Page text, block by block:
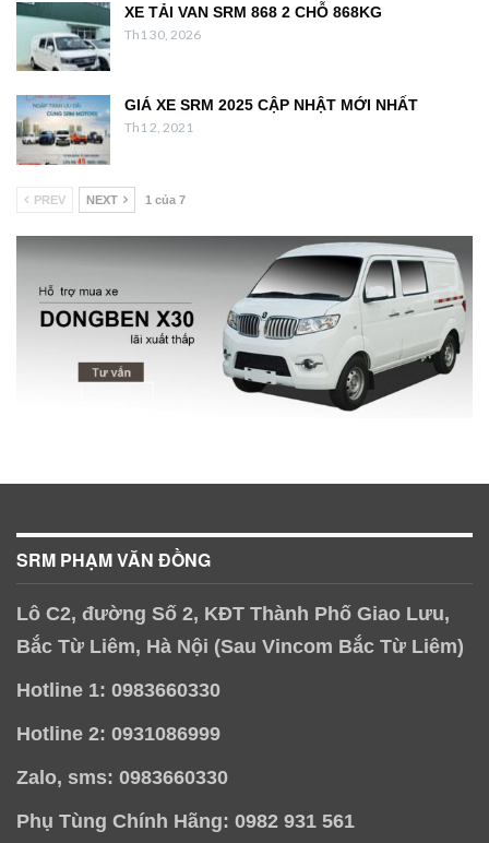
XE TẢI VAN SRM 868 2 CHỖ 868KG
Th1 30, 2026
GIÁ XE SRM 2025 CẬP NHẬT MỚI NHẤT
Th1 2, 2021
PREV NEXT 1 của 7
SRM PHẠM VĂN ĐỒNG
Lô C2, đường Số 2, KĐT Thành Phố Giao Lưu,
Bắc Từ Liêm, Hà Nội (Sau Vincom Bắc Từ Liêm)
Hotline 1: 0983660330
Hotline 2: 0931086999
Zalo, sms: 0983660330
Phụ Tùng Chính Hãng: 0982 931 561